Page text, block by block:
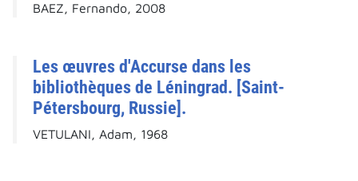
BAEZ, Fernando, 2008
Les œuvres d'Accurse dans les
bibliothèques de Léningrad. [Saint-
Pétersbourg, Russie].
VETULANI, Adam, 1968